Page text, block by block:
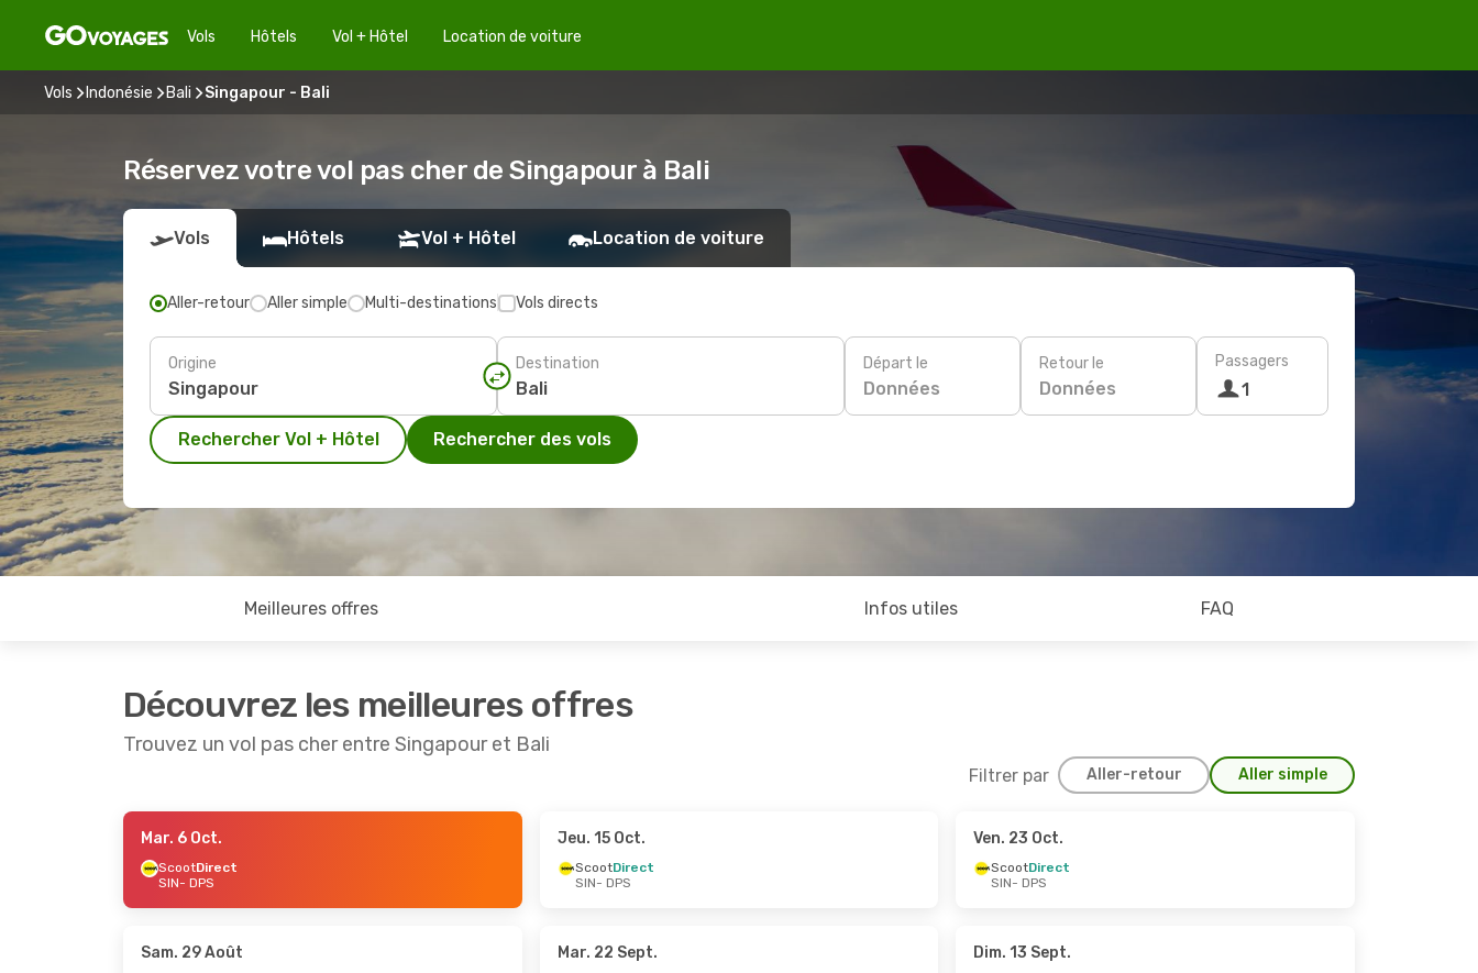
Vols Hôtels Vol + Hôtel Location de voiture
Vols Indonésie Bali Singapour - Bali
Réservez votre vol pas cher de Singapour à Bali
Vols Hôtels Vol + Hôtel Location de voiture
Aller-retour Aller simple Multi-destinations Vols directs
Origine Destination Départ le
Données
Retour le
Données
Passagers
1
Rechercher Vol + Hôtel Rechercher des vols
Meilleures offres Infos utiles FAQ
Découvrez les meilleures offres
Trouvez un vol pas cher entre Singapour et Bali
Filtrer par Aller-retour Aller simple
- Lun. 19 Oct.
Mar. 6 Oct.
ScootDirect
SIN- DPS
Jeu. 15 Oct.
ScootDirect
SIN- DPS
Ven. 23 Oct.
ScootDirect
SIN- DPS
Sam. 29 Août Mar. 22 Sept. Dim. 13 Sept.